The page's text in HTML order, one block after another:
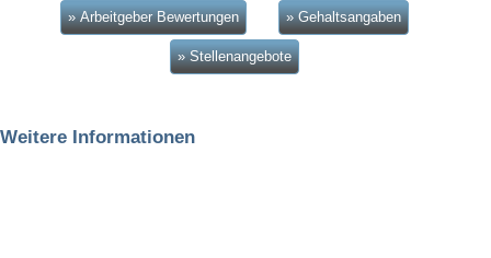
» Arbeitgeber Bewertungen » Gehaltsangaben
» Stellenangebote
Weitere Informationen